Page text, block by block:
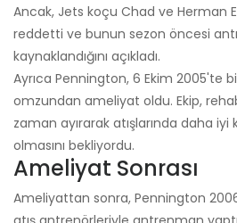
Ancak, Jets koçu Chad ve Herman
reddetti ve bunun sezon öncesi
kaynaklandığını açıkladı.
Ayrıca Pennington, 6 Ekim 2005'te
omzundan ameliyat oldu. Ekip,
zaman ayırarak atışlarında daha
olmasını bekliyordu.
Ameliyat Sonrası
Ameliyattan sonra, Pennington